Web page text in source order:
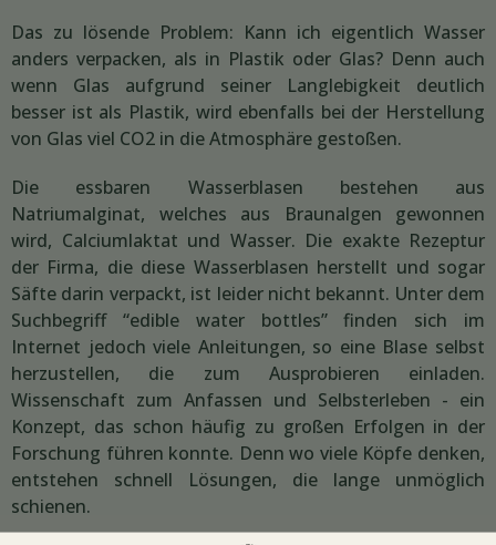
Das zu lösende Problem: Kann ich eigentlich Wasser
anders verpacken, als in Plastik oder Glas? Denn auch
wenn Glas aufgrund seiner Langlebigkeit deutlich
besser ist als Plastik, wird ebenfalls bei der Herstellung
von Glas viel CO2 in die Atmosphäre gestoßen.
Die essbaren Wasserblasen bestehen aus
Natriumalginat, welches aus Braunalgen gewonnen
wird, Calciumlaktat und Wasser. Die exakte Rezeptur
der Firma, die diese Wasserblasen herstellt und sogar
Säfte darin verpackt, ist leider nicht bekannt. Unter dem
Suchbegriff “edible water bottles” finden sich im
Internet jedoch viele Anleitungen, so eine Blase selbst
herzustellen, die zum Ausprobieren einladen.
Wissenschaft zum Anfassen und Selbsterleben - ein
Konzept, das schon häufig zu großen Erfolgen in der
Forschung führen konnte. Denn wo viele Köpfe denken,
entstehen schnell Lösungen, die lange unmöglich
schienen.